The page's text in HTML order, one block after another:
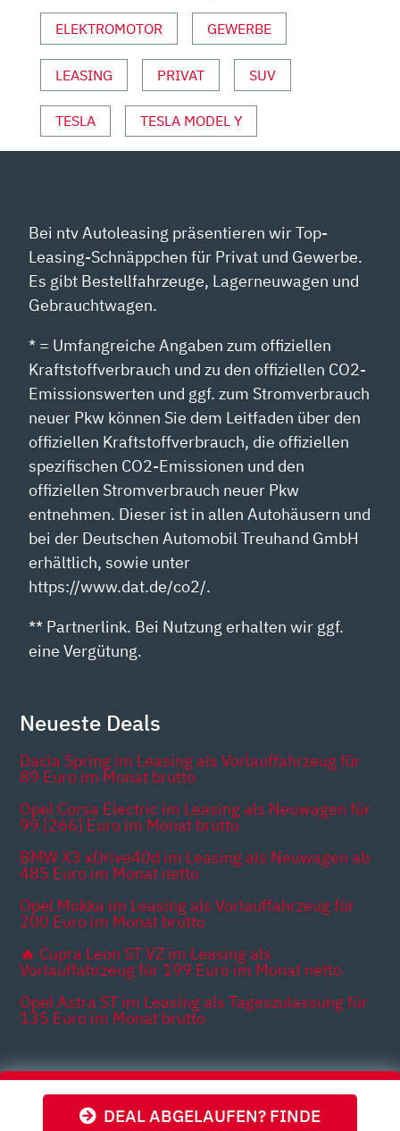
DEAL ABGELAUFEN? FINDE
OUTUBE A
NZEIGEN
ELEKTROMOTOR GEWERBE
LEASING PRIVAT SUV
TESLA TESLA MODEL Y
Bei ntv Autoleasing präsentieren wir Top-
Leasing-Schnäppchen für Privat und Gewerbe.
Es gibt Bestellfahrzeuge, Lagerneuwagen und
Gebrauchtwagen.
* = Umfangreiche Angaben zum offiziellen
Kraftstoffverbrauch und zu den offiziellen CO2-
Emissionswerten und ggf. zum Stromverbrauch
neuer Pkw können Sie dem Leitfaden über den
offiziellen Kraftstoffverbrauch, die offiziellen
spezifischen CO2-Emissionen und den
offiziellen Stromverbrauch neuer Pkw
entnehmen. Dieser ist in allen Autohäusern und
bei der Deutschen Automobil Treuhand GmbH
erhältlich, sowie unter
https://www.dat.de/co2/.
** Partnerlink. Bei Nutzung erhalten wir ggf.
eine Vergütung.
Neueste Deals
Dacia Spring im Leasing als Vorlauffahrzeug für
89 Euro im Monat brutto
Opel Corsa Electric im Leasing als Neuwagen für
99 [266] Euro im Monat brutto
BMW X3 xDrive40d im Leasing als Neuwagen ab
485 Euro im Monat netto
Opel Mokka im Leasing als Vorlauffahrzeug für
200 Euro im Monat brutto
🔥 Cupra Leon ST VZ im Leasing als
Vorlauffahrzeug für 199 Euro im Monat netto
Opel Astra ST im Leasing als Tageszulassung für
135 Euro im Monat brutto